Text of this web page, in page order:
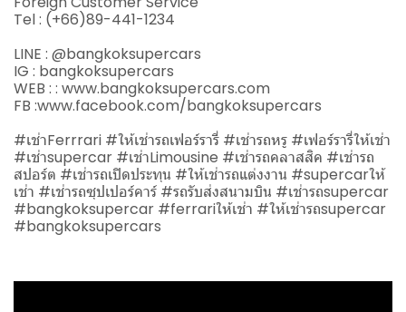
Tel : (+66)89-441-1234
LINE : @bangkoksupercars
IG : bangkoksupercars
WEB : : www.bangkoksupercars.com
FB :www.facebook.com/bangkoksupercars
#เช่าFerrrari #ให้เช่ารถเฟอร์รารี่ #เช่ารถหรู #เฟอร์รารี่ให้เช่า
#เช่าsupercar #เช่าLimousine #เช่ารถคลาสสิค #เช่ารถ
สปอร์ต #เช่ารถเปิดประทุน #ให้เช่ารถแต่งงาน #supercarให้
เช่า #เช่ารถซุปเปอร์คาร์ #รถรับส่งสนามบิน #เช่ารถsupercar
#bangkoksupercar #ferrariให้เช่า #ให้เช่ารถsupercar
#bangkoksupercars